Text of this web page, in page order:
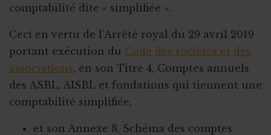
comptabilité dite « simplifiée ».
Ceci en vertu de l’Arrêté royal du 29 avril 2019
portant exécution du Code des sociétés et des
associations, en son Titre 4, Comptes annuels
des ASBL, AISBL et fondations qui tiennent une
comptabilité simplifiée,
et son Annexe 8, Schéma des comptes